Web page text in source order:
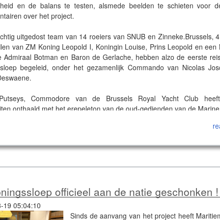
en de balans te testen, alsmede beelden te schieten voor
over het project.
uitgedost team van 14 roeiers van SNUB en Zinneke.Brussels,
van ZM Koning Leopold I, Koningin Louise, Prins Leopold en een
Admiraal Botman en Baron de Gerlache, hebben alzo de eerste
begeleid, onder het gezamenlijk Commando van Nicolas
Commodore van de Brussels Royal Yacht Club
onthaald met het erepeleton van de oud-gedienden van de Marine.
bleef het weekend zichtbaar voor het publiek en werd daarna uit
Taxis site.
van de tewaterlating te zien,klik hier.Beelden en montage :
Images et montage : Quentin Joschko
officieel aan de natie geschonken !
19 05:04:10
Sinds de aanvang van het project heeft